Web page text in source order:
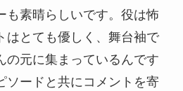
も素晴らしいです。役は怖
はとても優しく、舞台袖で
の元に集まっているんです
ソードと共にコメントを寄